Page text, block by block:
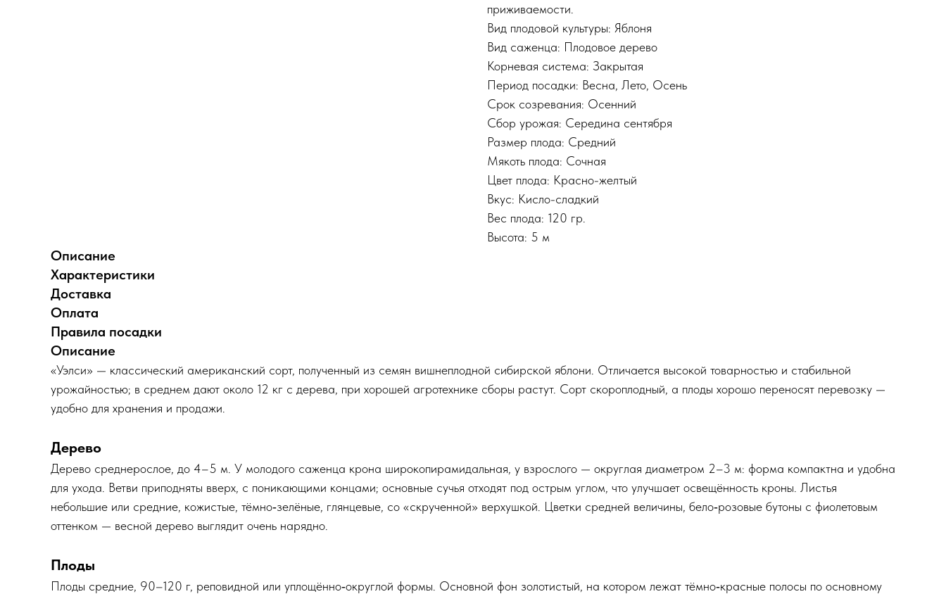
приживаемости.
Вид плодовой культуры: Яблоня
Вид саженца: Плодовое дерево
Корневая система: Закрытая
Период посадки: Весна, Лето, Осень
Срок созревания: Осенний
Сбор урожая: Середина сентября
Размер плода: Средний
Мякоть плода: Сочная
Цвет плода: Красно-желтый
Вкус: Кисло-сладкий
Вес плода: 120 гр.
Высота: 5 м
Описание
Характеристики
Доставка
Оплата
Правила посадки
Описание
«Уэлси» — классический американский сорт, полученный из семян вишнеплодной сибирской яблони. Отличается высокой товарностью и стабильной
урожайностью; в среднем дают около 12 кг с дерева, при хорошей агротехнике сборы растут. Сорт скороплодный, а плоды хорошо переносят перевозку —
удобно для хранения и продажи.
Дерево
Дерево среднерослое, до 4–5 м. У молодого саженца крона широкопирамидальная, у взрослого — округлая диаметром 2–3 м: форма компактна и удобна
для ухода. Ветви приподняты вверх, с поникающими концами; основные сучья отходят под острым углом, что улучшает освещённость кроны. Листья
небольшие или средние, кожистые, тёмно‑зелёные, глянцевые, со «скрученной» верхушкой. Цветки средней величины, бело‑розовые бутоны с фиолетовым
оттенком — весной дерево выглядит очень нарядно.
Плоды
Плоды средние, 90–120 г, реповидной или уплощённо‑округлой формы. Основной фон золотистый, на котором лежат тёмно‑красные полосы по основному